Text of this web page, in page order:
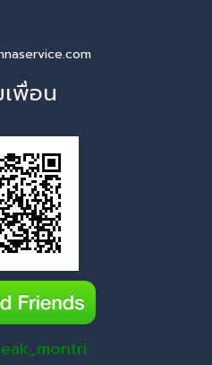
พื่อน
eak_montri